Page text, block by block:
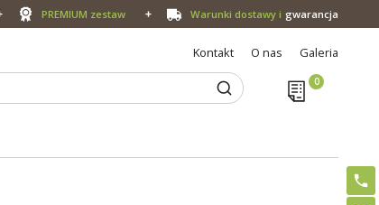
PREMIUM zestaw Warunki dostawy i gwarancja
Kontakt O nas Galeria